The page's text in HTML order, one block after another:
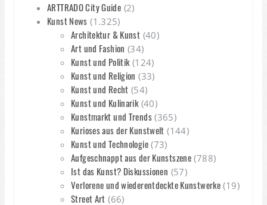
ARTTRADO City Guide (2)
Kunst News (1.325)
Architektur & Kunst (40)
Art und Fashion (34)
Kunst und Politik(124)
Kunst und Religion (33)
Kunst und Recht (54)
Kunst und Kulinarik(40)
Kunstmarkt und Trends(365)
Kurioses aus der Kunstwelt (144)
Kunst und Technologie(73)
Aufgeschnappt aus der Kunstszene (788)
Ist das Kunst? Diskussionen (57)
Verlorene und wiederentdeckte Kunstwerke (19)
Street Art (66)